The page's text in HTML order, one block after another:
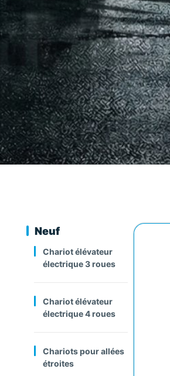
Neuf
Chariot élévateur
électrique 3 roues
Chariot élévateur
électrique 4 roues
Chariots pour allées
étroites